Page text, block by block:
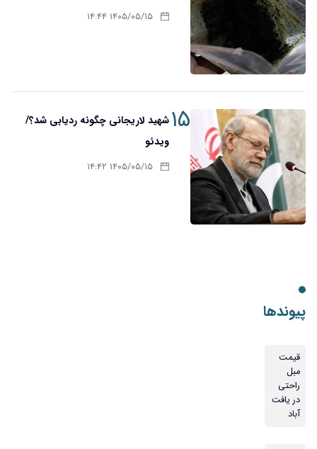
۱۴۰۵/۰۵/۱۵ ۱۴:۴۴
۱۵شهید لاریجانی چگونه ردیابی شد؟/
ویدئو
۱۴۰۵/۰۵/۱۵ ۱۴:۴۲
پیوندها
قیمت
مبل
راحتی
در یافت
آباد